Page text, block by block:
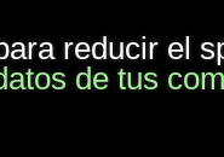
reducir el
de tus